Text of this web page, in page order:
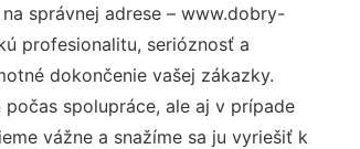
správnej adrese – www.dobry-
profesionalitu, serióznosť a
dokončenie vašej zákazky.
spolupráce, ale aj v prípade
vážne a snažíme sa ju vyriešiť k